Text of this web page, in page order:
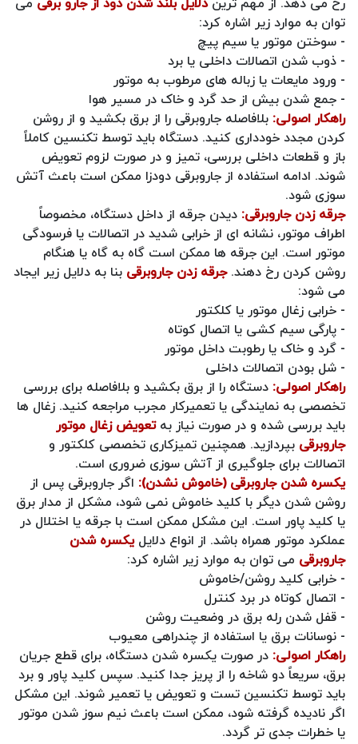
توان به موارد زیر اشاره کرد:
- سوختن موتور یا سیم‌ پیچ
- ذوب شدن اتصالات داخلی یا برد
- ورود مایعات یا زباله‌ های مرطوب به موتور
- جمع شدن بیش از حد گرد و خاک در مسیر هوا
راهکار اصولی: بلافاصله جاروبرقی را از برق بکشید و از روشن
کردن مجدد خودداری کنید. دستگاه باید توسط تکنسین کاملاً
باز و قطعات داخلی بررسی، تمیز و در صورت لزوم تعویض
شوند. ادامه استفاده از جاروبرقی دودزا ممکن است باعث آتش‌
سوزی شود.
جرقه زدن جاروبرقی: دیدن جرقه از داخل دستگاه، مخصوصاً
اطراف موتور، نشانه‌ ای از خرابی شدید در اتصالات یا فرسودگی
موتور است. این جرقه‌ ها ممکن است گاه‌ به‌ گاه یا هنگام
روشن کردن رخ دهند.جرقه زدن جاروبرقی بنا به دلایل زیر ایجاد
می شود:
- خرابی زغال موتور یا کلکتور
- پارگی سیم‌ کشی یا اتصال کوتاه
- گرد و خاک یا رطوبت داخل موتور
- شل بودن اتصالات داخلی
راهکار اصولی: دستگاه را از برق بکشید و بلافاصله برای بررسی
تخصصی به نمایندگی یا تعمیرکار مجرب مراجعه کنید. زغال‌ ها
باید بررسی شده و در صورت نیاز بهتعویض زغال موتور
جاروبرقی بپردازید. همچنین تمیزکاری تخصصی کلکتور و
اتصالات برای جلوگیری از آتش‌ سوزی ضروری است.
یکسره شدن جاروبرقی (خاموش نشدن): اگر جاروبرقی پس از
روشن شدن دیگر با کلید خاموش نمی‌ شود، مشکل از مدار برق
یا کلید پاور است. این مشکل ممکن است با جرقه یا اختلال در
عملکرد موتور همراه باشد. از انواع دلایلیکسره شدن
جاروبرقی می توان به موارد زیر اشاره کرد:
- خرابی کلید روشن/خاموش
- اتصال کوتاه در برد کنترل
- قفل شدن رله برق در وضعیت روشن
- نوسانات برق یا استفاده از چندراهی معیوب
راهکار اصولی: در صورت یکسره شدن دستگاه، برای قطع جریان
برق، سریعاً دو شاخه را از پریز جدا کنید. سپس کلید پاور و برد
باید توسط تکنسین تست و تعویض یا تعمیر شوند. این مشکل
اگر نادیده گرفته شود، ممکن است باعث نیم‌ سوز شدن موتور
یا خطرات جدی‌ تر گردد.